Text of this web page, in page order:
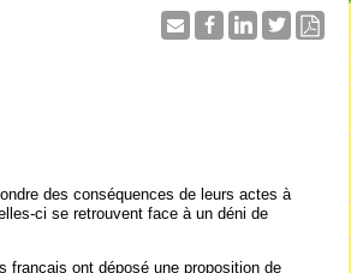
des conséquences de leurs actes à
ci se retrouvent face à un déni de
français ont déposé une proposition de